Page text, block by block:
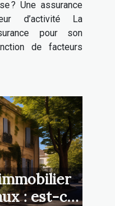
? Une assurance
d’activité La
pour son
de facteurs
: est-ce